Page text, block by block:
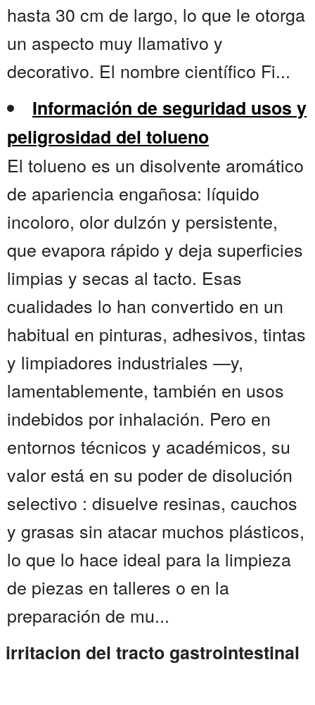
hasta 30 cm de largo, lo que le otorga
un aspecto muy llamativo y
decorativo. El nombre científico Fi...
Información de seguridad usos y
peligrosidad del tolueno
El tolueno es un disolvente aromático
de apariencia engañosa: líquido
incoloro, olor dulzón y persistente,
que evapora rápido y deja superficies
limpias y secas al tacto. Esas
cualidades lo han convertido en un
habitual en pinturas, adhesivos, tintas
y limpiadores industriales —y,
lamentablemente, también en usos
indebidos por inhalación. Pero en
entornos técnicos y académicos, su
valor está en su poder de disolución
selectivo : disuelve resinas, cauchos
y grasas sin atacar muchos plásticos,
lo que lo hace ideal para la limpieza
de piezas en talleres o en la
preparación de mu...
irritacion del tracto gastrointestinal